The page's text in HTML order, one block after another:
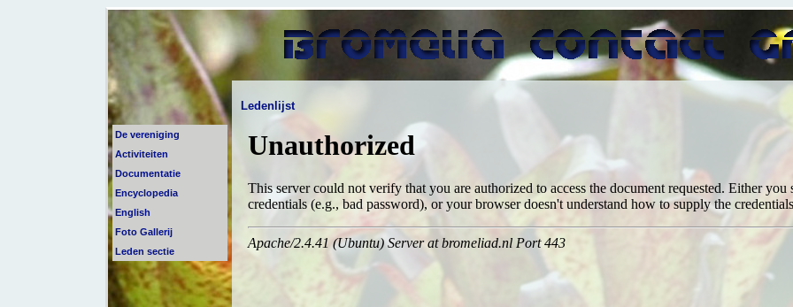
De vereniging
Activiteiten
Documentatie
Encyclopedia
English
Foto Gallerij
Leden sectie
Ledenlijst